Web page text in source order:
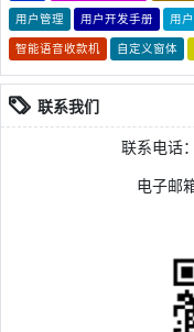
用户管理 用户开发手册 用
智能语音收款机 自定义窗体
联系我们
联系电话
电子邮